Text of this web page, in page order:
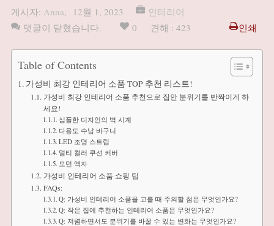
게시자: Anna, 12월 1, 2023
인테리어
댓글이 닫혔습니다.
0 견해 : 423 인쇄
Table of Contents
가성비 최강 인테리어 소품 TOP 추천 리스트!
가성비 최강 인테리어 소품 추천으로 집안 분위기를 반짝이게 하
세요!
심플한 디자인의 벽 시계
다용도 수납 바구니
LED 조명 스트립
멀티 컬러 쿠션 커버
모던 액자
가성비 인테리어 소품 쇼핑 팁
FAQs:
Q: 가성비 인테리어 소품을 고를 때 주의할 점은 무엇인가요?
Q: 작은 집에 추천하는 인테리어 소품은 무엇인가요?
Q: 저렴하면서도 분위기를 바꿀 수 있는 변화는 무엇인가요?